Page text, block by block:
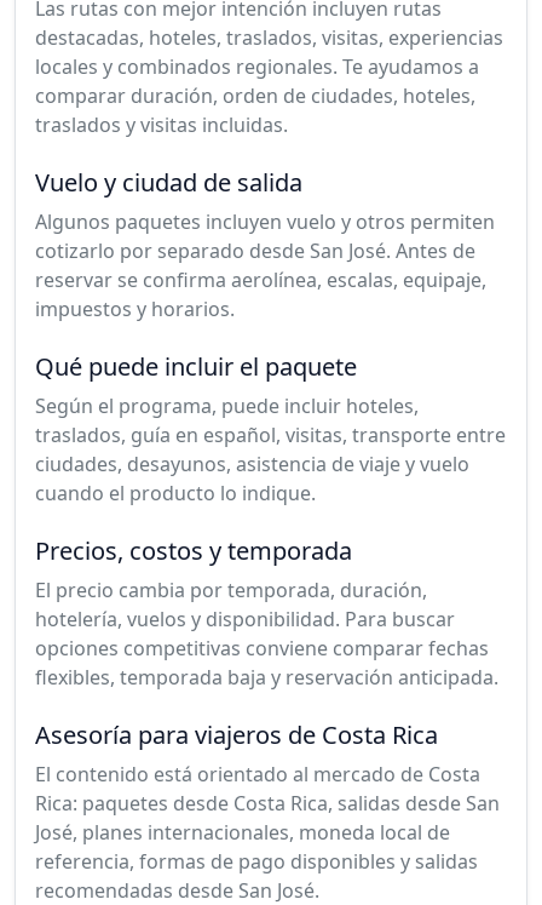
Las rutas con mejor intención incluyen rutas
destacadas, hoteles, traslados, visitas, experiencias
locales y combinados regionales. Te ayudamos a
comparar duración, orden de ciudades, hoteles,
traslados y visitas incluidas.
Vuelo y ciudad de salida
Algunos paquetes incluyen vuelo y otros permiten
cotizarlo por separado desde San José. Antes de
reservar se confirma aerolínea, escalas, equipaje,
impuestos y horarios.
Qué puede incluir el paquete
Según el programa, puede incluir hoteles,
traslados, guía en español, visitas, transporte entre
ciudades, desayunos, asistencia de viaje y vuelo
cuando el producto lo indique.
Precios, costos y temporada
El precio cambia por temporada, duración,
hotelería, vuelos y disponibilidad. Para buscar
opciones competitivas conviene comparar fechas
flexibles, temporada baja y reservación anticipada.
Asesoría para viajeros de Costa Rica
El contenido está orientado al mercado de Costa
Rica: paquetes desde Costa Rica, salidas desde San
José, planes internacionales, moneda local de
referencia, formas de pago disponibles y salidas
recomendadas desde San José.